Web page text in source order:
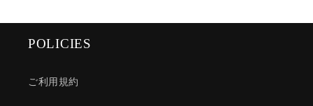
POLICIES
ご利用規約